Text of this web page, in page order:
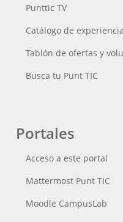
Punttic TV
Catálogo de
Tablón de ofertas y
Busca tu Punt TIC
Portales
Acceso a este portal
Mattermost Punt TIC
Moodle CampusLab